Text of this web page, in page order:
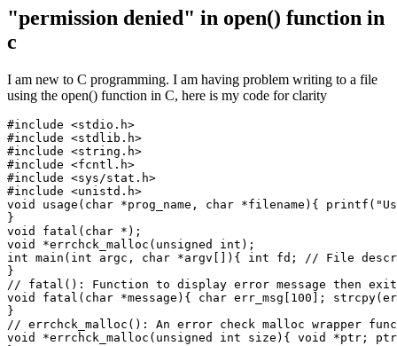
"permission denied" in open() function in
c
I am new to C programming. I am having problem writing to a file
using the open() function in C, here is my code for clarity
#include <stdio.h>
#include <stdlib.h>
#include <string.h>
#include <fcntl.h>
#include <sys/stat.h>
#include <unistd.h>
void usage(char *prog_name, char *filename){
}
void fatal(char *);
void *errchck_malloc(unsigned int);
int main(int argc, char *argv[]){ int fd; // File
}
// fatal(): Function to display error message then exit
void fatal(char *message){ char err_msg[100];
}
// errchck_malloc(): An error check malloc wrapper
void *errchck_malloc(unsigned int size){ void *ptr;